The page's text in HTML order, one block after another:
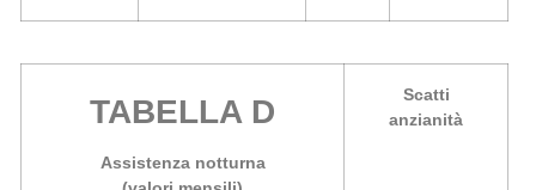
TABELLA D
Assistenza notturna
Scatti
anzianità